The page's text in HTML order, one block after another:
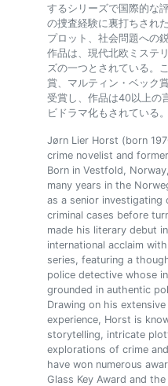
するシリーズで国際的な
の捜査経験に裏打ちされ
プロット、社会問題への
作品は、現代北欧ミステ
ズの一つとされている。
賞、マルティン・ベック
受賞し、作品は40以上の
ビドラマ化もされている
Jørn Lier Horst (born
crime novelist and
Born in Vestfold,
many years in the
as a senior investigating
criminal cases before
made his literary debut
international acclaim
series, featuring a
police detective whose
grounded in authentic
Drawing on his
experience, Horst is
storytelling, intricate
explorations of crime
have won numerous
Glass Key Award and